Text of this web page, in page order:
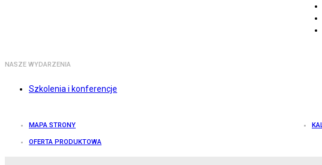
NASZE WYDARZENIA
Szkolenia i konferencje
MAPA STRONY
OFERTA PRODUKTOWA